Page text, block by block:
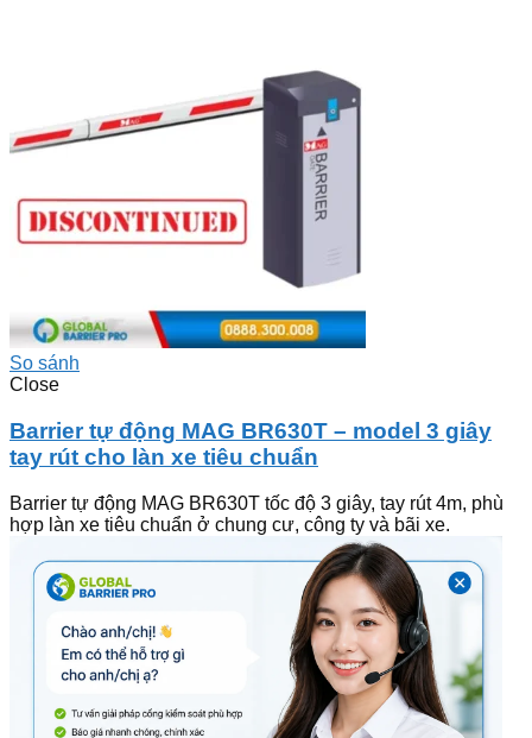
So sánh
Close
Barrier tự động MAG BR630T – model 3 giây
tay rút cho làn xe tiêu chuẩn
Barrier tự động MAG BR630T tốc độ 3 giây, tay rút 4m, phù
hợp làn xe tiêu chuẩn ở chung cư, công ty và bãi xe.